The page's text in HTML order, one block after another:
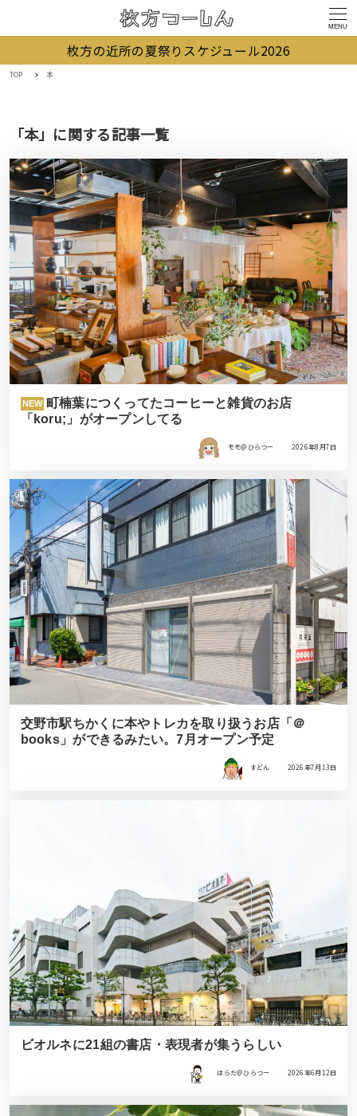
MENU
枚方の近所の夏祭りスケジュール2026
TOP 本
「本」に関する記事一覧
NEW 町楠葉につくってたコーヒーと雑貨のお店
「koru;」がオープンしてる
モモ＠ひらつー 2026年8月7日
交野市駅ちかくに本やトレカを取り扱うお店「＠
books」ができるみたい。7月オープン予定
すどん 2026年7月13日
ビオルネに21組の書店・表現者が集うらしい
はらだ＠ひらつー 2026年6月12日